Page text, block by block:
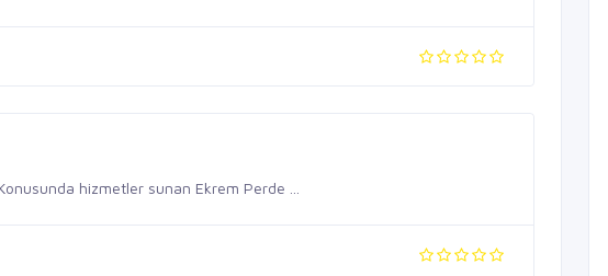
hizmetler sunan Ekrem Perde ...